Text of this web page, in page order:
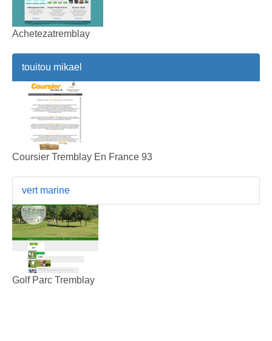
Achetezatremblay
touitou mikael
Coursier Tremblay En France 93
vert marine
Golf Parc Tremblay